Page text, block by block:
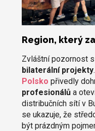
Region, který
Zvláštní pozornost
bilaterální projekty
Polsko přivedly
profesionálůa
distribučních sítí v
se ukazuje, že
být prázdným